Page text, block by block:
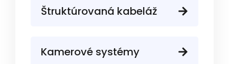
Štruktúrovaná kabeláž
Kamerové systémy